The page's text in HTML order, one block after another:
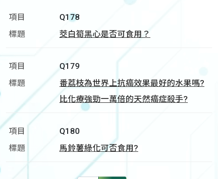
Q178
茭白筍黑心是否可食用？
Q179
番荔枝為世界上抗癌效果最好的水果嗎?
比化療強勁一萬倍的天然癌症殺手?
Q180
馬鈴薯綠化可否食用?